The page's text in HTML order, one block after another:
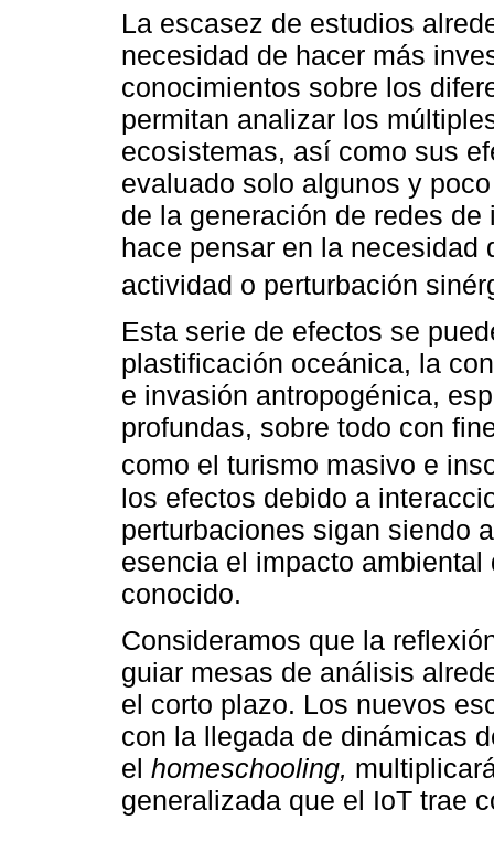
La escasez de estudios
necesidad de hacer más
conocimientos sobre los
permitan analizar los
ecosistemas, así como sus
evaluado solo algunos y
de la generación de redes de
hace pensar en la necesidad
actividad o perturbación
Esta serie de efectos se
plastificación oceánica, la
e invasión antropogénica,
profundas, sobre todo con
como el turismo masivo e
los efectos debido a
perturbaciones sigan siendo
esencia el impacto
conocido.
Consideramos que la
guiar mesas de análisis
el corto plazo. Los nuevos
con la llegada de dinámicas
el homeschooling,
generalizada que el IoT trae